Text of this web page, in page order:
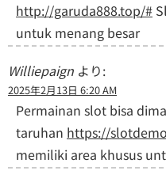
http://garuda888.top/#
untuk menang besar
Williepaign より:
2025年2月13日 6:20 AM
Permainan slot bisa
taruhan https://
memiliki area khusus